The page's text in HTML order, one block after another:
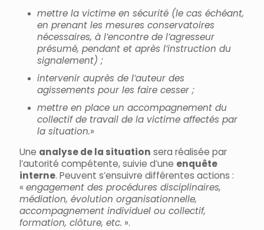
mettre la victime en sécurité (le cas échéant,
en prenant les mesures conservatoires
nécessaires, à l’encontre de l’agresseur
présumé, pendant et après l’instruction du
signalement) ;
intervenir auprès de l’auteur des
agissements pour les faire cesser ;
mettre en place un accompagnement du
collectif de travail de la victime affectés par
la situation.»
Une analyse de la situation sera réalisée par
l’autorité compétente, suivie d’une enquête
interne. Peuvent s’ensuivre différentes actions :
« engagement des procédures disciplinaires,
médiation, évolution organisationnelle,
accompagnement individuel ou collectif,
formation, clôture, etc. ».